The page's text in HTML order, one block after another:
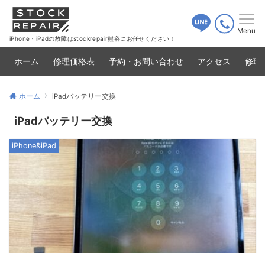
iPhone・iPadの故障はstockrepair熊谷にお任せください！
Menu
ホーム 修理価格表 予約・お問い合わせ アクセス 修理
ホーム iPadバッテリー交換
iPadバッテリー交換
iPhone&iPad